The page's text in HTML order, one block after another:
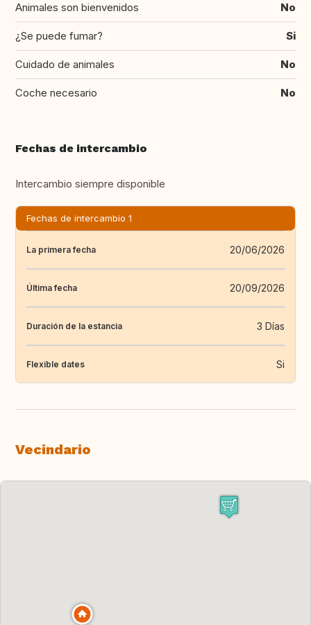
Animales son bienvenidos No
¿Se puede fumar? Si
Cuidado de animales No
Coche necesario No
Fechas de intercambio
Intercambio siempre disponible
Fechas de intercambio 1
La primera fecha 20/06/2026
Última fecha 20/09/2026
Duración de la estancia 3 Días
Flexible dates Si
Vecindario